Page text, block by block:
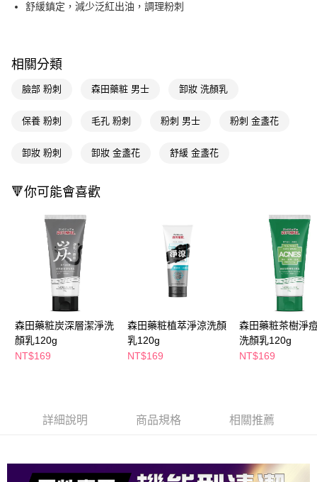
Google Pay
相關說明
便利好安心！
２．便利：只要手機號碼，簡訊認證，即可結帳。
３．安心：先確認商品／服務後，再付款。
【「AFTEE先享後付」結帳流程】
１．於結帳方式選擇「AFTEE先享後付」後，將跳轉至「AFTEE先享後付」
結帳頁面，進行簡訊認證並確認金額後，即可完成結帳。
２．訂單成立數日內，您將收到繳費通知簡訊。
３．收到繳費通知簡訊後14天內，點擊此簡訊中的連結，可透過四大超商／
ATM／網路銀行／等多元方式進行付款，方視為交易完成。
※ 請注意：結帳手續完成當下不需立刻繳費，但若您需要取消訂單，請聯絡
購買商品的店家。未經商家同意取消之訂單仍視為有效，需透過AFTEE先享
後付繳納相關費用。
※ 交易是否成功請以「AFTEE先享後付 」之結帳頁面顯示為準，若有關於
是否繳費成功／繳費後需取消欲退款等相關疑問，請聯繫「AFTEE先享後付
客戶支援中心」
https://netprotections.freshdesk.com/support/home
易，需依本服務之必要範圍內提供個人資料，並將交易相關給付款項請求債
權轉讓予恩沛科技股份有限公司。
３．未成年的使用者請事先徵得法定代理人或監護人之同意方可使用
「AFTEE先享後付」，若未經同意申辦者引起之損失，本公司不負相關責
全家取貨付款
每筆NT$65，滿NT$390(含以上)免運費
付款後全家取貨
每筆NT$65，滿NT$390(含以上)免運費
萊爾富取貨付款
每筆NT$65，滿NT$490(含以上)免運費
付款後萊爾富取貨
每筆NT$65，滿NT$490(含以上)免運費
付款後7-11取貨
宅配(本島)
舒緩鎮定，減少泛紅出油，調理粉刺
相關分類
臉部 粉刺 森田藥粧 男士 卸妝 洗顏乳
保養 粉刺 毛孔 粉刺 粉刺 男士 粉刺 金盞花
卸妝 粉刺 卸妝 金盞花 舒緩 金盞花
🔻你可能會喜歡
森田藥粧炭深層潔淨洗
顏乳120g
NT$169
森田藥粧植萃淨涼洗顏
乳120g
NT$169
森田藥粧茶樹淨
洗顏乳120g
NT$169
詳細說明 商品規格 相關推薦